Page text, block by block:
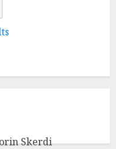
Skerdi